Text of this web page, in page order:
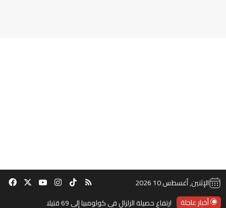
الإثنين, أغسطس 10 2026 ‫YouTubeانستقرام‫TikTok
ملخص الموقع RSS
أخبار عاجلة ارتفاع حصيلة الزلزال في كولومبيا إلى 69 قتيلا